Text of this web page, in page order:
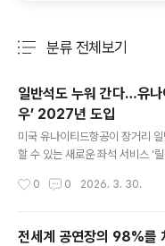
분류 전체보기
일반석도 누워 간다…유나
우’ 2027년 도입
미국 유나이티드항공이 장거리
할 수 있는 새로운 좌석 서비스 ‘
미 좌석 3개를 연결해 소파형 침
0 0 2026. 3. 30.
전세계 공연장의 98%를